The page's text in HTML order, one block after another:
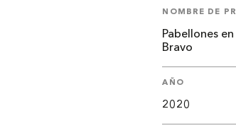
NOMBRE DE
Pabellones
Bravo
AÑO
2020